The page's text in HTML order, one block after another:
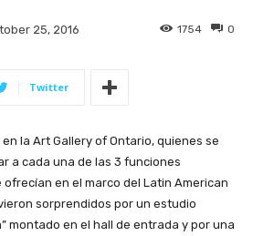
25, 2016 0
1754
Twitter
la Art Gallery of Ontario, quienes se
a cada una de las 3 funciones
en el marco del Latin American
sorprendidos por un estudio
montado en el hall de entrada y por una